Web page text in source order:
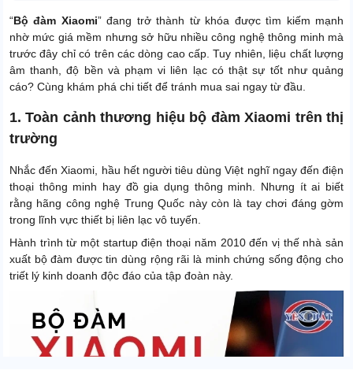
“Bộ đàm Xiaomi” đang trở thành từ khóa được tìm kiếm mạnh
nhờ mức giá mềm nhưng sở hữu nhiều công nghệ thông minh mà
trước đây chỉ có trên các dòng cao cấp. Tuy nhiên, liệu chất lượng
âm thanh, độ bền và phạm vi liên lạc có thật sự tốt như quảng
cáo? Cùng khám phá chi tiết để tránh mua sai ngay từ đầu.
1. Toàn cảnh thương hiệu bộ đàm Xiaomi trên thị
trường
Nhắc đến Xiaomi, hầu hết người tiêu dùng Việt nghĩ ngay đến điện
thoại thông minh hay đồ gia dụng thông minh. Nhưng ít ai biết
rằng hãng công nghệ Trung Quốc này còn là tay chơi đáng gờm
trong lĩnh vực thiết bị liên lạc vô tuyến.
Hành trình từ một startup điện thoại năm 2010 đến vị thế nhà sản
xuất bộ đàm được tin dùng rộng rãi là minh chứng sống động cho
triết lý kinh doanh độc đáo của tập đoàn này.